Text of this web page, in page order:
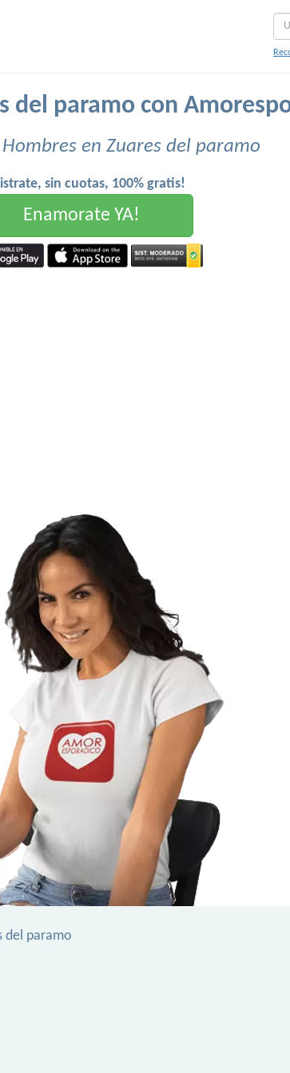
del paramo con
en Zuares del paramo
sin cuotas, 100% gratis!
Enamorate YA!
del paramo